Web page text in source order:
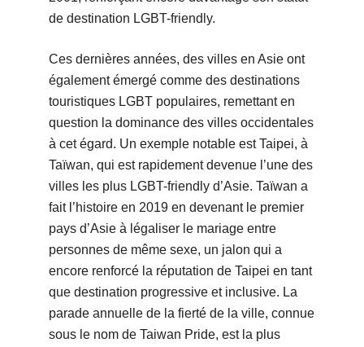
de destination LGBT-friendly.
Ces dernières années, des villes en Asie ont
également émergé comme des destinations
touristiques LGBT populaires, remettant en
question la dominance des villes occidentales
à cet égard. Un exemple notable est Taipei, à
Taïwan, qui est rapidement devenue l’une des
villes les plus LGBT-friendly d’Asie. Taïwan a
fait l’histoire en 2019 en devenant le premier
pays d’Asie à légaliser le mariage entre
personnes de même sexe, un jalon qui a
encore renforcé la réputation de Taipei en tant
que destination progressive et inclusive. La
parade annuelle de la fierté de la ville, connue
sous le nom de Taiwan Pride, est la plus